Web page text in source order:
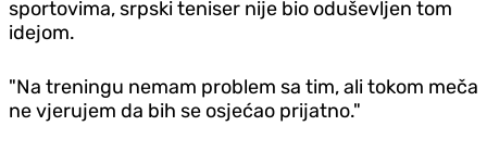
sportovima, srpski teniser nije bio oduševljen tom
idejom.
"Na treningu nemam problem sa tim, ali tokom meča
ne vjerujem da bih se osjećao prijatno."